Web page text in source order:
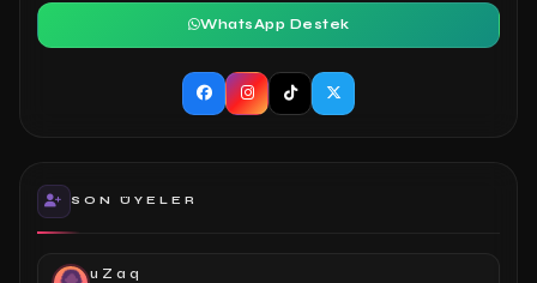
WhatsApp Destek
SON ÜYELER
u Z a q